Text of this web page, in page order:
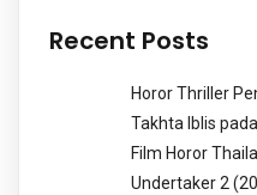
Recent Posts
Horor Thriller
Takhta Iblis
Film Horor
Undertaker 2